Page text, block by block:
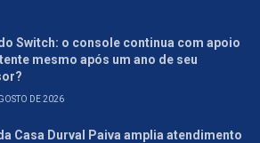
Switch: o console continua com apoio
mesmo após um ano de seu
DE 2026
Casa Durval Paiva amplia atendimento